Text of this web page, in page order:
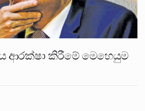
ආරක්ෂා කිරීමේ මෙහෙයුම